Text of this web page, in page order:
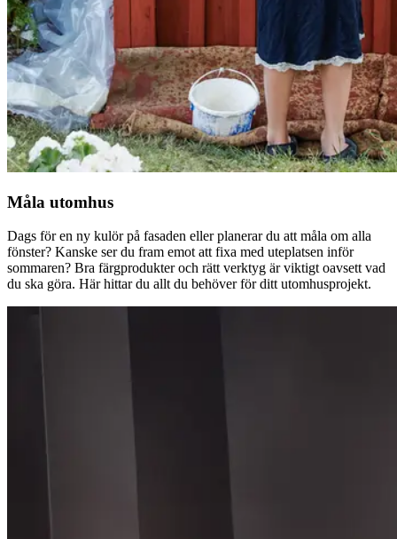
Måla utomhus
Dags för en ny kulör på fasaden eller planerar du att måla om alla
fönster? Kanske ser du fram emot att fixa med uteplatsen inför
sommaren? Bra färgprodukter och rätt verktyg är viktigt oavsett vad
du ska göra. Här hittar du allt du behöver för ditt utomhusprojekt.